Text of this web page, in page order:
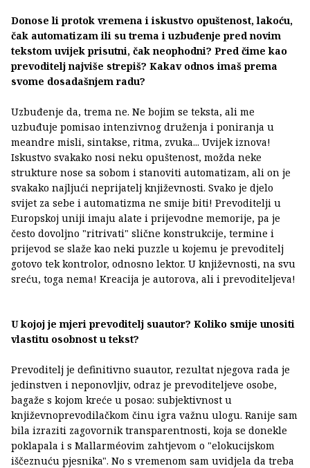
Donose li protok vremena i iskustvo opuštenost, lakoću,
čak automatizam ili su trema i uzbuđenje pred novim
tekstom uvijek prisutni, čak neophodni? Pred čime kao
prevoditelj najviše strepiš? Kakav odnos imaš prema
svome dosadašnjem radu?
Uzbuđenje da, trema ne. Ne bojim se teksta, ali me
uzbuđuje pomisao intenzivnog druženja i poniranja u
meandre misli, sintakse, ritma, zvuka... Uvijek iznova!
Iskustvo svakako nosi neku opuštenost, možda neke
strukture nose sa sobom i stanoviti automatizam, ali on je
svakako najljući neprijatelj književnosti. Svako je djelo
svijet za sebe i automatizma ne smije biti! Prevoditelji u
Europskoj uniji imaju alate i prijevodne memorije, pa je
često dovoljno "ritrivati" slične konstrukcije, termine i
prijevod se slaže kao neki puzzle u kojemu je prevoditelj
gotovo tek kontrolor, odnosno lektor. U književnosti, na svu
sreću, toga nema! Kreacija je autorova, ali i prevoditeljeva!
U kojoj je mjeri prevoditelj suautor? Koliko smije unositi
vlastitu osobnost u tekst?
Prevoditelj je definitivno suautor, rezultat njegova rada je
jedinstven i neponovljiv, odraz je prevoditeljeve osobe,
bagaže s kojom kreće u posao: subjektivnost u
književnoprevodilačkom činu igra važnu ulogu. Ranije sam
bila izraziti zagovornik transparentnosti, koja se donekle
poklapala i s Mallarméovim zahtjevom o "elokucijskom
iščeznuću pjesnika". No s vremenom sam uvidjela da treba